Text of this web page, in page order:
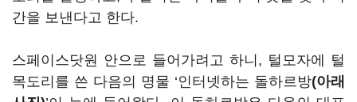
간을 보낸다고 한다.
스페이스닷원 안으로 들어가려고 하니, 털모자에 털
목도리를 쓴 다음의 명물 ‘인터넷하는 돌하르방(아래